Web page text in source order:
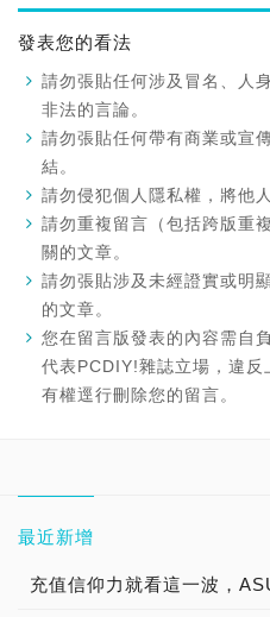
發表您的看法
請勿張貼任何涉及冒名、人
非法的言論。
請勿張貼任何帶有商業或宣
結。
請勿侵犯個人隱私權，將他
請勿重複留言（包括跨版重
關的文章。
請勿張貼涉及未經證實或明
的文章。
您在留言版發表的內容需自
代表PCDIY!雜誌立場，違
有權逕行刪除您的留言。
最近新增